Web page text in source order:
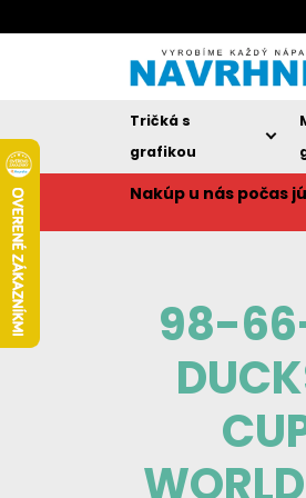
Tričká s
grafikou
Nakúp u nás počas
98-